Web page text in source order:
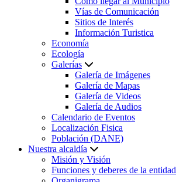
Vías de Comunicación
Sitios de Interés
Información Turistica
Economía
Ecología
Galerías
Galería de Imágenes
Galería de Mapas
Galería de Videos
Galería de Audios
Calendario de Eventos
Localización Fisica
Población (DANE)
Nuestra alcaldía
Misión y Visión
Funciones y deberes de la entidad